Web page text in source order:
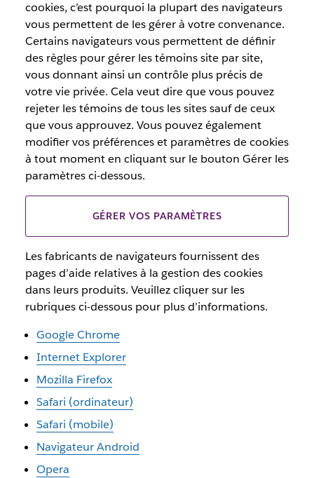
cookies, c’est pourquoi la plupart des navigateurs
vous permettent de les gérer à votre convenance.
Certains navigateurs vous permettent de définir
des règles pour gérer les témoins site par site,
vous donnant ainsi un contrôle plus précis de
votre vie privée. Cela veut dire que vous pouvez
rejeter les témoins de tous les sites sauf de ceux
que vous approuvez. Vous pouvez également
modifier vos préférences et paramètres de cookies
à tout moment en cliquant sur le bouton Gérer les
paramètres ci-dessous.
GÉRER VOS PARAMÈTRES
Les fabricants de navigateurs fournissent des
pages d’aide relatives à la gestion des cookies
dans leurs produits. Veuillez cliquer sur les
rubriques ci-dessous pour plus d’informations.
Google Chrome
Internet Explorer
Mozilla Firefox
Safari (ordinateur)
Safari (mobile)
Navigateur Android
Opera